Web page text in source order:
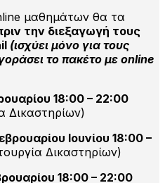
μαθημάτων θα τα
την διεξαγωγή τους
(ισχύει μόνο για τους
το πακέτο με online
18:00 – 22:00
Δικαστηρίων)
Ιουνίου 18:00 –
Δικαστηρίων)
18:00 – 22:00